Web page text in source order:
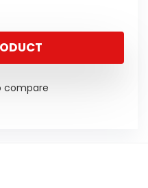
compare